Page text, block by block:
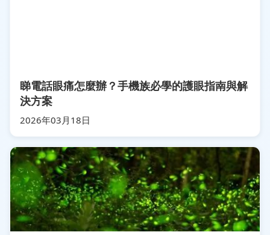
睇電話眼痛怎麼辦？手機族必學的護眼指南與解
決方案
2026年03月18日